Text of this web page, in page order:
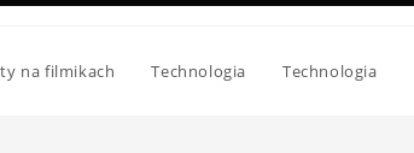
na filmikach Technologia Technologia